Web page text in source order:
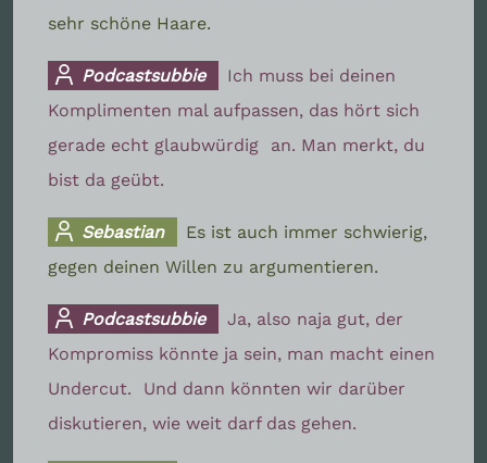
sehr schöne Haare.
Podcastsubbie
Ich muss bei deinen
Komplimenten mal aufpassen, das hört sich
gerade echt glaubwürdig
an. Man merkt, du
bist da geübt.
Sebastian
Es ist auch immer schwierig,
gegen deinen Willen zu argumentieren.
Podcastsubbie
Ja, also naja gut, der
Kompromiss könnte ja sein, man macht einen
Undercut.
Und dann könnten wir darüber
diskutieren, wie weit darf das gehen.